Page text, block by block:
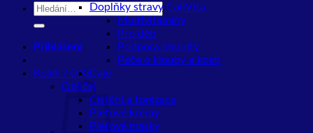
Hledat:
Přihlášení
Košík / 0Kč
Doplňky stravy CaliVita
Multivitamíny
Pro děti
Podpora Imunity
Péče o klouby a kosti
Čaje
Obličej
Čištění a tonizace
Pleťové krémy
Pleťové masky